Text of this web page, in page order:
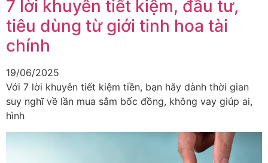
7 lời khuyên tiết kiệm, đầu tư,
tiêu dùng từ giới tinh hoa tài
chính
19/06/2025
Với 7 lời khuyên tiết kiệm tiền, bạn hãy dành thời gian
suy nghĩ về lần mua sắm bốc đồng, không vay giúp ai,
hình